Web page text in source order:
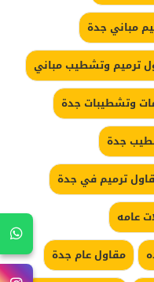
مباني جدة
ترميم وتشطيب مباني
وتشطيبات جدة
جدة
ترميم في جدة
عامه
مقاول عام جدة